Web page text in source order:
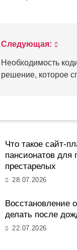
Следующая:
Необходимость
решение, которое
Что такое сайт-
пансионатов
престарелых
28.07.2026
Восстановление
делать после
22.07.2026